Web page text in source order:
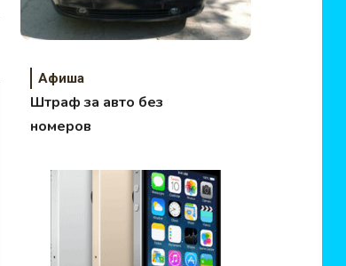
Афиша
Штраф за авто без
номеров